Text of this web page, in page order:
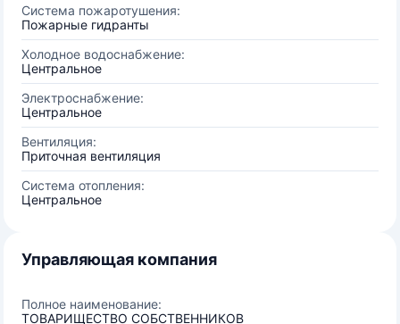
Система пожаротушения:
Пожарные гидранты
Холодное водоснабжение:
Центральное
Электроснабжение:
Центральное
Вентиляция:
Приточная вентиляция
Система отопления:
Центральное
Управляющая компания
Полное наименование:
ТОВАРИЩЕСТВО СОБСТВЕННИКОВ